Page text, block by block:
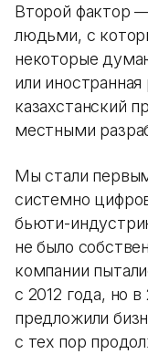
Второй фактор
людьми, с
некоторые
или
казахстанский
местными
Мы стали
системно
бьюти-
не было
компании
с 2012 года, но
предложили
с тех пор